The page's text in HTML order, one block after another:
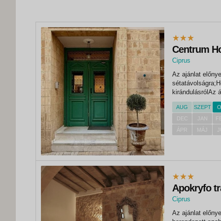
Centrum
Ciprus
Az ajánlat
kirándulásrólAz
éjszakára a
AUG SZEPT
DEC
JAN
ÁPR
MÁJ
Apokryfo
Ciprus
Az ajánlat